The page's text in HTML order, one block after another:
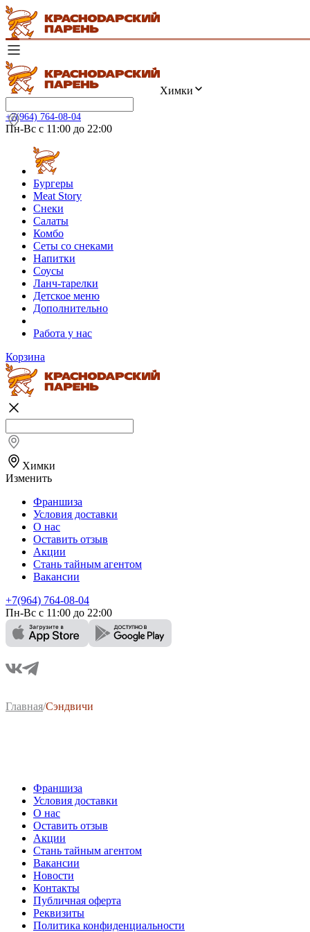
Химки
+7(964) 764-08-04
Пн-Вс с 11:00 до 22:00
Бургеры
Meat Story
Снеки
Салаты
Комбо
Сеты со снеками
Напитки
Соусы
Ланч-тарелки
Детское меню
Дополнительно
Работа у нас
Корзина
Химки
Изменить
Франшиза
Условия доставки
О нас
Оставить отзыв
Акции
Стань тайным агентом
Вакансии
+7(964) 764-08-04
Пн-Вс с 11:00 до 22:00
Главная/Сэндвичи
Франшиза
Условия доставки
О нас
Оставить отзыв
Акции
Стань тайным агентом
Вакансии
Новости
Контакты
Публичная оферта
Реквизиты
Политика конфиденциальности